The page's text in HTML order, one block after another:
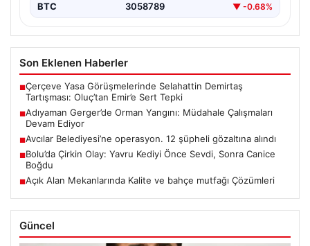
BTC 3058789 ▼ -0.68%
Son Eklenen Haberler
■Çerçeve Yasa Görüşmelerinde Selahattin Demirtaş
Tartışması: Oluç’tan Emir’e Sert Tepki
■Adıyaman Gerger’de Orman Yangını: Müdahale Çalışmaları
Devam Ediyor
■Avcılar Belediyesi’ne operasyon. 12 şüpheli gözaltına alındı
■Bolu’da Çirkin Olay: Yavru Kediyi Önce Sevdi, Sonra Canice
Boğdu
■Açık Alan Mekanlarında Kalite ve bahçe mutfağı Çözümleri
Güncel